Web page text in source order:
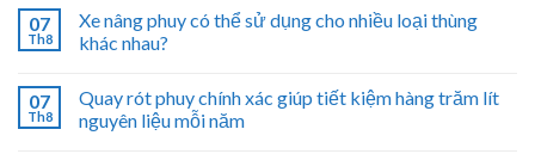
07
Th8
Xe nâng phuy có thể sử dụng cho nhiều loại thùng
khác nhau?
07
Th8
Quay rót phuy chính xác giúp tiết kiệm hàng trăm lít
nguyên liệu mỗi năm